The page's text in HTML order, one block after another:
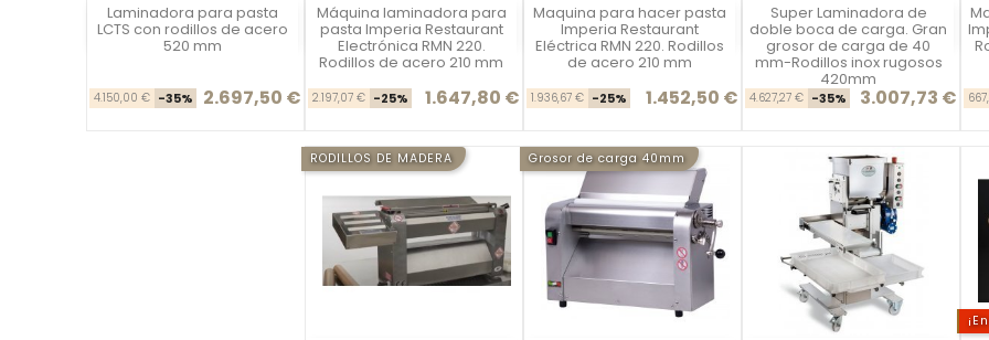
Laminadora para pasta
LCTS con rodillos de acero
520 mm
Precio base
4.150,00 € -35% Precio
2.697,50 €

Vista rápida Máquina laminadora para
pasta Imperia Restaurant
Electrónica RMN 220.
Rodillos de acero 210 mm
Precio base
2.197,07 € -25% Precio
1.647,80 €

Vista rápida Maquina para hacer pasta
Imperia Restaurant
Eléctrica RMN 220. Rodillos
de acero 210 mm
Precio base
1.936,67 € -25% Precio
1.452,50 €

Vista rápida Super Laminadora de
doble boca de carga. Gran
grosor de carga de 40
mm-Rodillos inox rugosos
420mm
Precio base
4.627,27 € -35% Precio
3.007,73 €

Vista rápida
RODILLOS DE MADERA Grosor de carga 40mm